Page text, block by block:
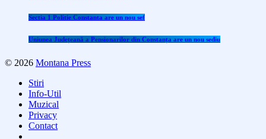
Sectia 1 Politie Constanta are un nou sef
Uniunea Județeană a Pensionarilor din Constanța are un nou sediu
© 2026 Montana Press
Stiri
Info-Util
Muzical
Privacy
Contact